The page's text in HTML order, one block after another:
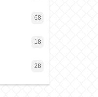
68
18
28